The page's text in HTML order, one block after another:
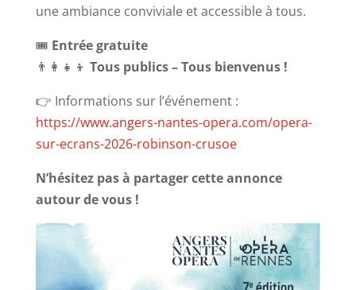
une ambiance conviviale et accessible à tous.
🎟️ Entrée gratuite
👨‍👩‍👧‍👦 Tous publics – Tous bienvenus !
👉 Informations sur l’événement :
https://www.angers-nantes-opera.com/opera-
sur-ecrans-2026-robinson-crusoe
N’hésitez pas à partager cette annonce
autour de vous !